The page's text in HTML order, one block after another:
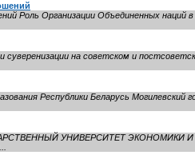
Роль Организации Объединенных наций
суверенизации на советском и
Республики Беларусь Могилевский
УНИВЕРСИТЕТ